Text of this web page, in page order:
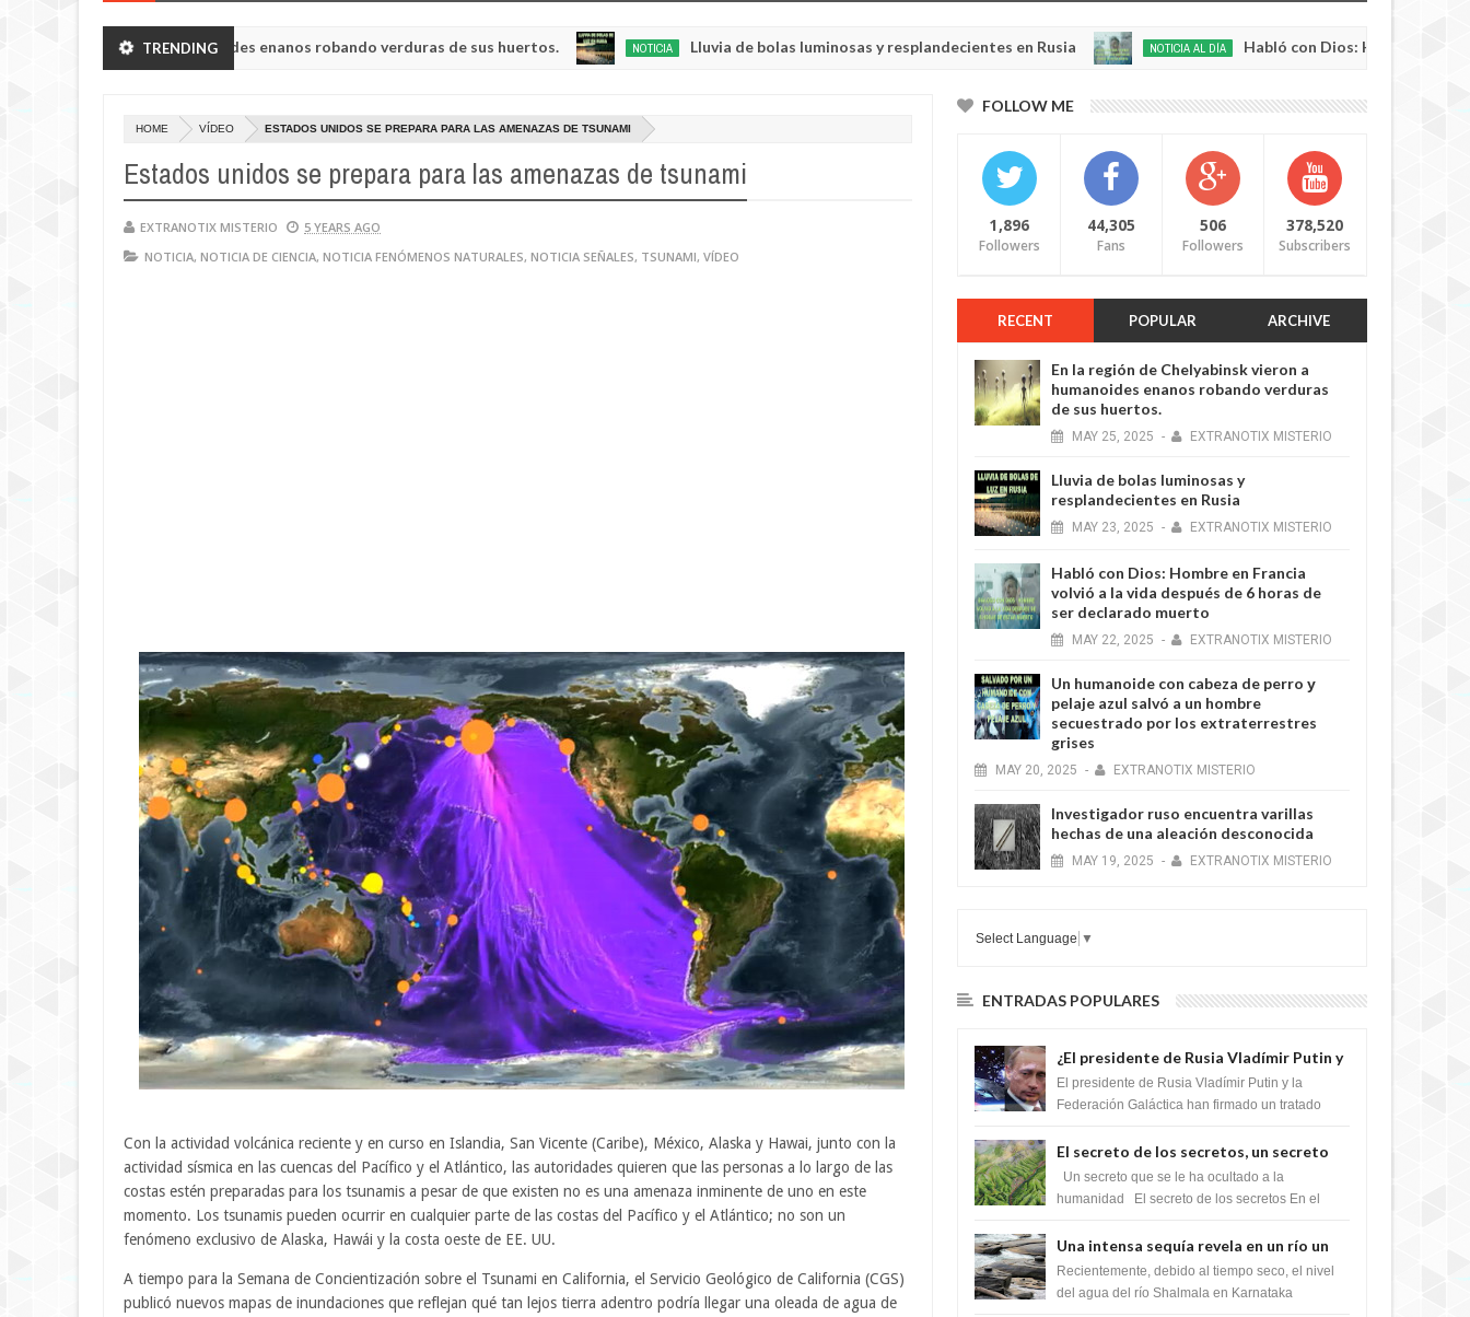
TRENDING
vieron a humanoides enanos robando verduras de sus huertos. NOTICIA Lluvia de bolas luminosas y resplandecientes en Rusia
20250
NOTICIA AL DÍA Habló con Dios: Hombre en Francia
HOME VÍDEO ESTADOS UNIDOS SE PREPARA PARA LAS AMENAZAS DE TSUNAMI
Estados unidos se prepara para las amenazas de tsunami
EXTRANOTIX MISTERIO
5 YEARS AGO
NOTICIA, NOTICIA DE CIENCIA, NOTICIA FENÓMENOS NATURALES, NOTICIA SEÑALES, TSUNAMI, VÍDEO
Con la actividad volcánica reciente y en curso en Islandia, San Vicente (Caribe), México, Alaska y Hawai, junto con la
actividad sísmica en las cuencas del Pacífico y el Atlántico, las autoridades quieren que las personas a lo largo de las
costas estén preparadas para los tsunamis a pesar de que existen no es una amenaza inminente de uno en este
momento. Los tsunamis pueden ocurrir en cualquier parte de las costas del Pacífico y el Atlántico; no son un
fenómeno exclusivo de Alaska, Hawái y la costa oeste de EE. UU.
A tiempo para la Semana de Concientización sobre el Tsunami en California, el Servicio Geológico de California (CGS)
publicó nuevos mapas de inundaciones que reflejan qué tan lejos tierra adentro podría llegar una oleada de agua de
FOLLOW ME
1,896
Followers
44,305
Fans
506
Followers
378,520
Subscribers
RECENT POPULAR ARCHIVE
En la región de Chelyabinsk vieron a
humanoides enanos robando verduras
de sus huertos.
MAY 25, 2025 - EXTRANOTIX MISTERIO
Lluvia de bolas luminosas y
resplandecientes en Rusia
MAY 23, 2025 - EXTRANOTIX MISTERIO
Habló con Dios: Hombre en Francia
volvió a la vida después de 6 horas de
ser declarado muerto
MAY 22, 2025 - EXTRANOTIX MISTERIO
Un humanoide con cabeza de perro у
pelaje azul salvó a un hombre
secuestrado por los extraterrestres
grises
MAY 20, 2025 - EXTRANOTIX MISTERIO
Investigador ruso encuentra varillas
hechas de una aleación desconocida
MAY 19, 2025 - EXTRANOTIX MISTERIO
Select Language ▼
ENTRADAS POPULARES
¿El presidente de Rusia Vladímir Putin y
la Federación Galactica han firmado un
tratado para acabar con los Sionistas?
El presidente de Rusia Vladímir Putin y la
Federación Galáctica han firmado un tratado
Si...
El secreto de los secretos, un secreto
que cambiaría por completo el destino
de la humanidad
Un secreto que se le ha ocultado a la
humanidad El secreto de los secretos En el
m...
Una intensa sequía revela en un río un
impresionante hallazgo de miles de
Shiva Lingas
Recientemente, debido al tiempo seco, el nivel
del agua del río Shalmala en Karnataka